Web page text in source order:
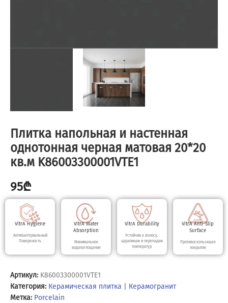
Плитка напольная и настенная
однотонная черная матовая 20*20
кв.м K86003300001VTE1
95₾
VitrA Hygiene
Антибактериальный
Поверхность
VitrA Water
Absorption
Минимальное
водопоглощение
VitrA Durability
Устойчив к износу,
царапинам и перепадам
температур
VitrA Anti-Slip
Surface
Противоскользящее
покрытие
Артикул: K86003300001VTE1
Категория: Керамическая плитка | Керамогранит
Метка: Porcelain